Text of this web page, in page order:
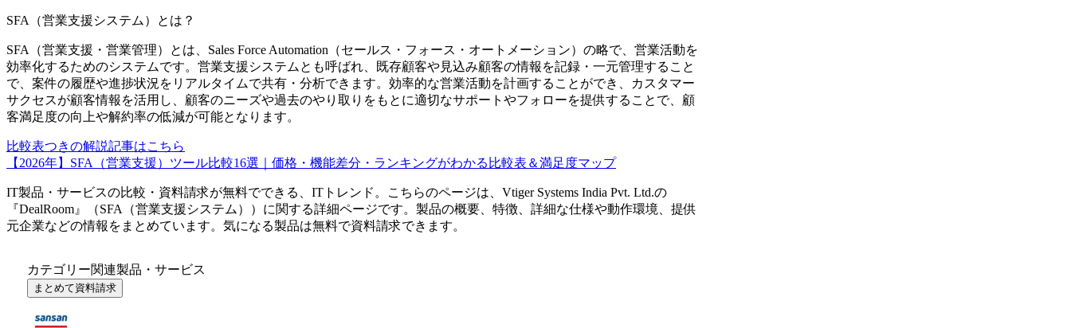
SFA（営業支援システム） とは？
SFA（営業支援・営業管理）とは、Sales Force Automation（セールス・フォース・オートメーション）の略で、営業活動を
効率化するためのシステムです。営業支援システムとも呼ばれ、既存顧客や見込み顧客の情報を記録・一元管理すること
で、案件の履歴や進捗状況をリアルタイムで共有・分析できます。効率的な営業活動を計画することができ、カスタマー
サクセスが顧客情報を活用し、顧客のニーズや過去のやり取りをもとに適切なサポートやフォローを提供することで、顧
客満足度の向上や解約率の低減が可能となります。
比較表つきの解説記事はこちら
【2026年】SFA（営業支援）ツール比較16選｜価格・機能差分・ランキングがわかる比較表＆満足度マップ
IT製品・サービスの比較・資料請求が無料でできる、ITトレンド。こちらのページは、 Vtiger Systems India Pvt. Ltd.の
『DealRoom 』（SFA（営業支援システム）
）に関する詳細ページです。製品の概要、特徴、詳細な仕様や動作環境、提供
元企業などの情報をまとめています。気になる製品は無料で資料請求できます。
カテゴリー関連製品・サービス
まとめて資料請求